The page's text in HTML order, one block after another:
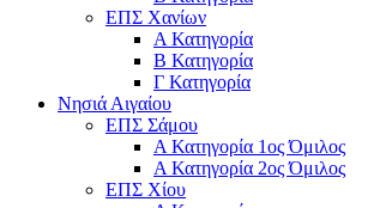
ΕΠΣ Χανίων
Α Κατηγορία
Β Κατηγορία
Γ Κατηγορία
Νησιά Αιγαίου
ΕΠΣ Σάμου
Α Κατηγορία 1ος Όμιλος
Α Κατηγορία 2ος Όμιλος
ΕΠΣ Χίου